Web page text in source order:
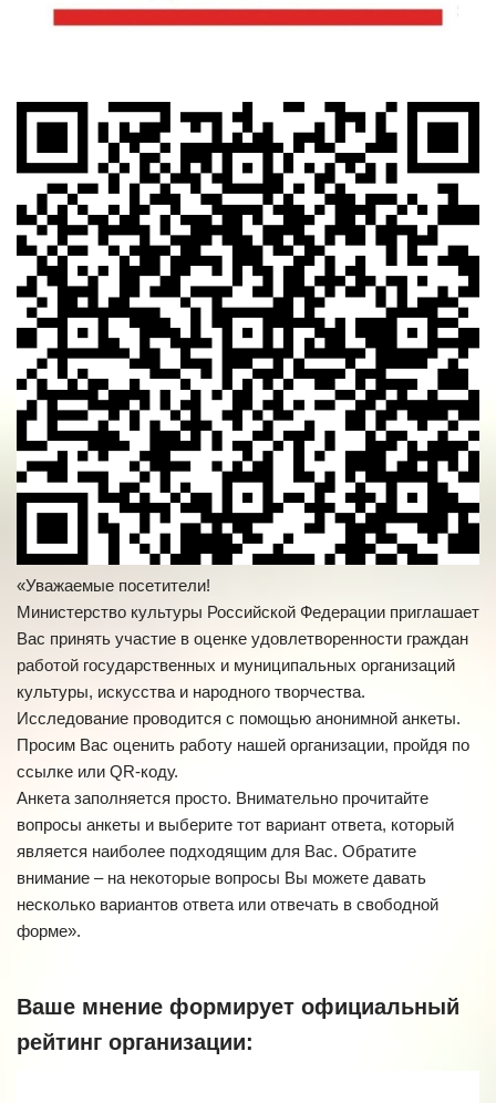
«Уважаемые посетители!
Министерство культуры Российской Федерации приглашает
Вас принять участие в оценке удовлетворенности граждан
работой государственных и муниципальных организаций
культуры, искусства и народного творчества.
Исследование проводится с помощью анонимной анкеты.
Просим Вас оценить работу нашей организации, пройдя по
ссылке или QR-коду.
Анкета заполняется просто. Внимательно прочитайте
вопросы анкеты и выберите тот вариант ответа, который
является наиболее подходящим для Вас. Обратите
внимание – на некоторые вопросы Вы можете давать
несколько вариантов ответа или отвечать в свободной
форме».
Ваше мнение формирует официальный
рейтинг организации: